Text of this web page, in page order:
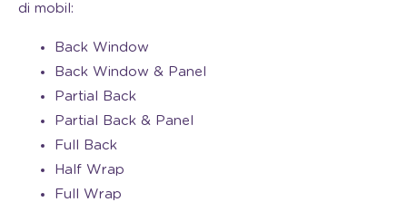
di mobil:
Back Window
Back Window & Panel
Partial Back
Partial Back & Panel
Full Back
Half Wrap
Full Wrap